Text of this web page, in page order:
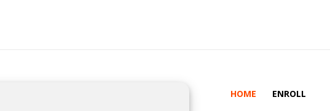
HOME ENROLL